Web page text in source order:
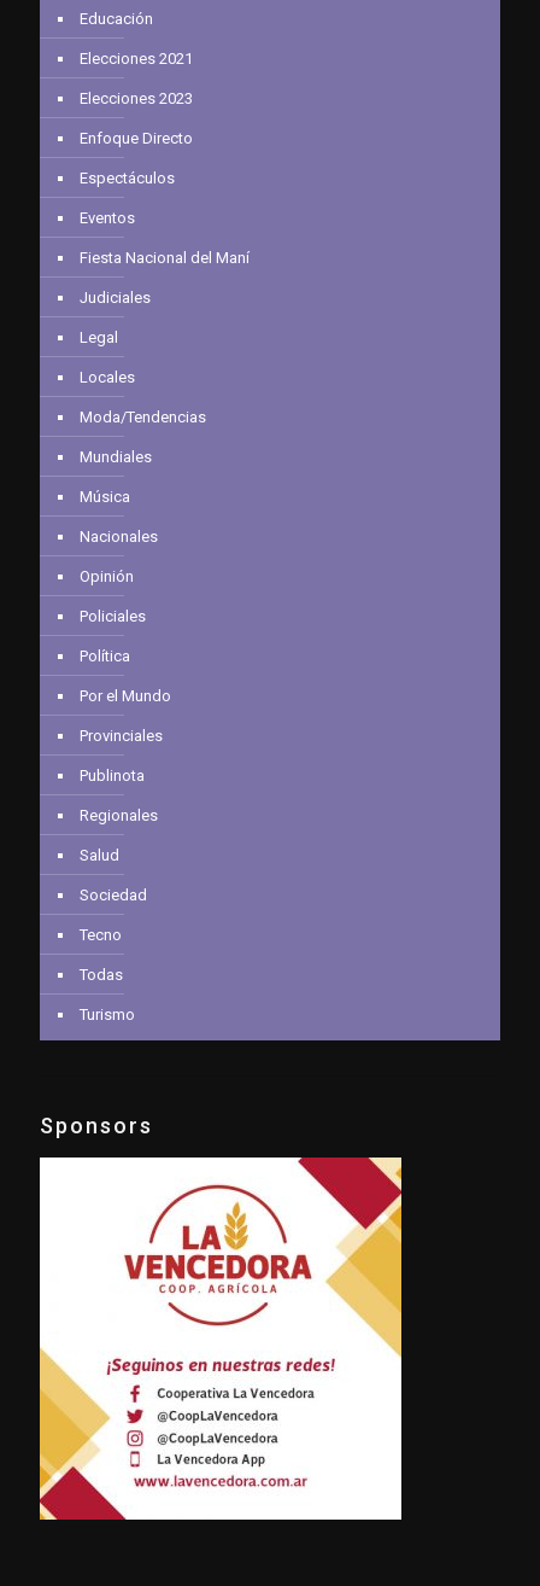
Educación
Elecciones 2021
Elecciones 2023
Enfoque Directo
Espectáculos
Eventos
Fiesta Nacional del Maní
Judiciales
Legal
Locales
Moda/Tendencias
Mundiales
Música
Nacionales
Opinión
Policiales
Política
Por el Mundo
Provinciales
Publinota
Regionales
Salud
Sociedad
Tecno
Todas
Turismo
Sponsors